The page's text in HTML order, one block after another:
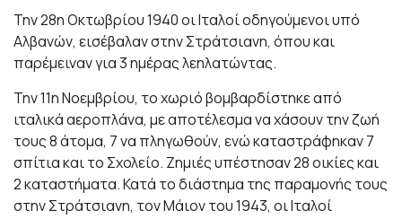
Την 28η Οκτωβρίου 1940 οι Ιταλοί οδηγούμενοι υπό
Αλβανών, εισέβαλαν στην Στράτσιανη, όπου και
παρέμειναν για 3 ημέρας λεηλατώντας.
Την 11η Νοεμβρίου, το χωριό βομβαρδίστηκε από
ιταλικά αεροπλάνα, με αποτέλεσμα να χάσουν την ζωή
τους 8 άτομα, 7 να πληγωθούν, ενώ καταστράφηκαν 7
σπίτια και το Σχολείο. Ζημιές υπέστησαν 28 οικίες και
2 καταστήματα. Κατά το διάστημα της παραμονής τους
στην Στράτσιανη, τον Μάιον του 1943, οι Ιταλοί